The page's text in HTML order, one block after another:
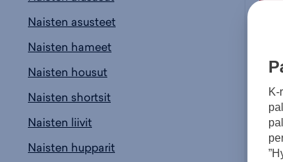
Naisten asusteet
Naisten hameet
Naisten housut
Naisten shortsit
Naisten liivit
Naisten hupparit
K-